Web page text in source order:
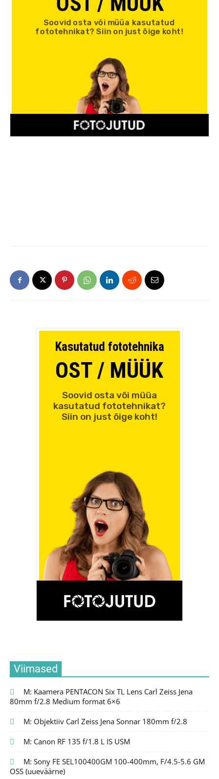
Viimased
M: Kaamera PENTACON Six TL Lens Carl Zeiss Jena
80mm f/2.8 Medium format 6×6
M: Objektiiv Carl Zeiss Jena Sonnar 180mm f/2.8
M: Canon RF 135 f/1.8 L IS USM
M: Sony FE SEL100400GM 100-400mm, F/4.5-5.6 GM
OSS (uueväärne)